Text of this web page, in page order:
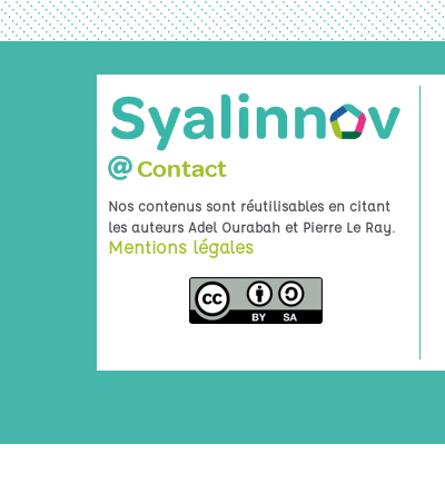
Contact
Nos contenus sont réutilisables en citant
les auteurs Adel Ourabah et Pierre Le Ray.
Mentions légales